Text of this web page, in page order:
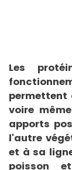
Les
permettent
voire
apports
l'autre
et à sa
poisson